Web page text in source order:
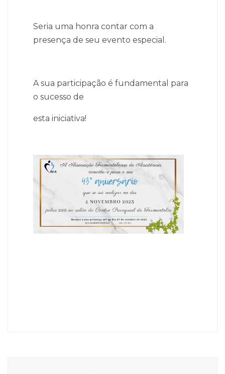
Seria uma honra contar com a
presença de seu evento especial.
A sua participação é fundamental para
o sucesso de
esta iniciativa!